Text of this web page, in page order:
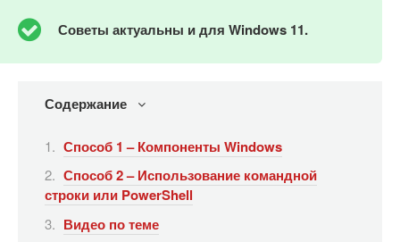
Советы актуальны и для Windows 11.
Содержание
Способ 1 – Компоненты Windows
Способ 2 – Использование командной
строки или PowerShell
Видео по теме